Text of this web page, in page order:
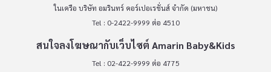
ในเครือ บริษัท อมรินทร์ คอร์เปอเรชั่นส์ จำกัด (มหาชน)
Tel : 0-2422-9999 ต่อ 4510
สนใจลงโฆษณากับเว็บไซต์ Amarin Baby&Kids
Tel : 02-422-9999 ต่อ 4775